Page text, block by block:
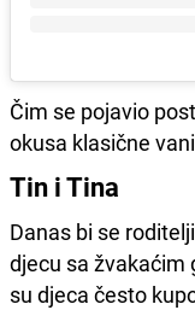
Čim se pojavio
okusa klasične
Tin i Tina
Danas bi se
djecu sa žvakaćim
su djeca često